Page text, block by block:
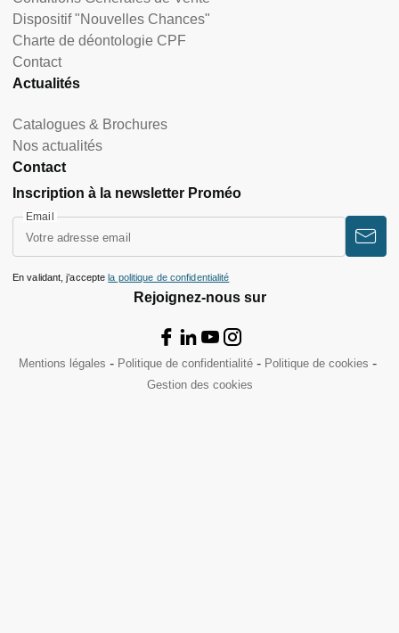
Dispositif "Nouvelles Chances"
Charte de déontologie CPF
Contact
Actualités
Catalogues & Brochures
Nos actualités
Contact
Rejoignez-nous sur
Inscription à la newsletter Proméo
Email
En validant, j’acceptela politique de confidentialité
Mentions légales Politique de confidentialité
Politique de cookies
Gestion des cookies